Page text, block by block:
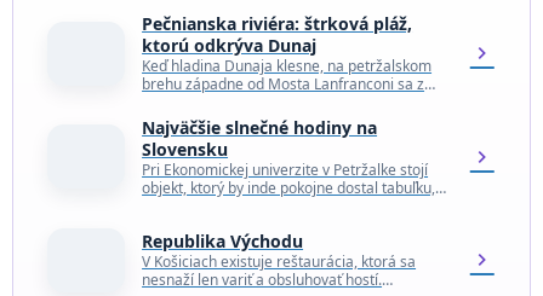
Pečnianska riviéra: štrková pláž,
ktorú odkrýva Dunaj
Keď hladina Dunaja klesne, na petržalskom
brehu západne od Mosta Lanfranconi sa z
okruhliakmi vzniknú…
chevron_right
Najväčšie slnečné hodiny na
Slovensku
Pri Ekonomickej univerzite v Petržalke stojí
objekt, ktorý by inde pokojne dostal tabuľku,
chevron_right
Republika Východu
V Košiciach existuje reštaurácia, ktorá sa
nesnaží len variť a obsluhovať hostí.
chevron_right